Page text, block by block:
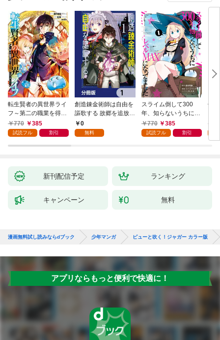
転生賢者の異世界ライ
フ～第二の職業を得
て、世界最強になりま
した～ 1巻
770 385
試読フル 割引
創造錬金術師は自由を
謳歌する 故郷を追放さ
れたら、魔王のお膝元
で超絶効果のマジック
0
無料
スライム倒して300
年、知らないうちにレ
ベルMAXになってまし
た 1巻
770 385
試読フル 割引
信
新刊配信予定 ランキング
キャンペーン 無料
漫画無料試し読みならdブック 少年マンガ ピューと吹く！ジャガー カラー版
アプリならもっと便利で快適に！